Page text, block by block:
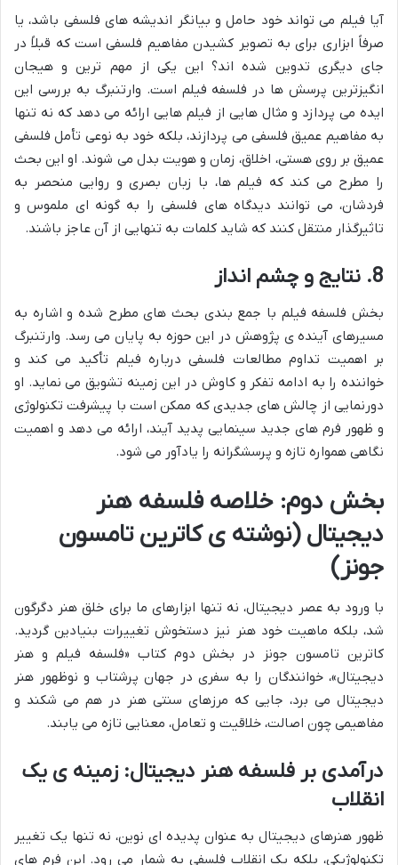
آیا فیلم می تواند خود حامل و بیانگر اندیشه های فلسفی باشد، یا
صرفاً ابزاری برای به تصویر کشیدن مفاهیم فلسفی است که قبلاً در
جای دیگری تدوین شده اند؟ این یکی از مهم ترین و هیجان
انگیزترین پرسش ها در فلسفه فیلم است. وارتنبرگ به بررسی این
ایده می پردازد و مثال هایی از فیلم هایی ارائه می دهد که نه تنها
به مفاهیم عمیق فلسفی می پردازند، بلکه خود به نوعی تأمل فلسفی
عمیق بر روی هستی، اخلاق، زمان و هویت بدل می شوند. او این بحث
را مطرح می کند که فیلم ها، با زبان بصری و روایی منحصر به
فردشان، می توانند دیدگاه های فلسفی را به گونه ای ملموس و
تاثیرگذار منتقل کنند که شاید کلمات به تنهایی از آن عاجز باشند.
8. نتایج و چشم انداز
بخش فلسفه فیلم با جمع بندی بحث های مطرح شده و اشاره به
مسیرهای آینده ی پژوهش در این حوزه به پایان می رسد. وارتنبرگ
بر اهمیت تداوم مطالعات فلسفی درباره فیلم تأکید می کند و
خواننده را به ادامه تفکر و کاوش در این زمینه تشویق می نماید. او
دورنمایی از چالش های جدیدی که ممکن است با پیشرفت تکنولوژی
و ظهور فرم های جدید سینمایی پدید آیند، ارائه می دهد و اهمیت
نگاهی همواره تازه و پرسشگرانه را یادآور می شود.
بخش دوم: خلاصه فلسفه هنر
دیجیتال (نوشته ی کاترین تامسون
جونز)
با ورود به عصر دیجیتال، نه تنها ابزارهای ما برای خلق هنر دگرگون
شد، بلکه ماهیت خود هنر نیز دستخوش تغییرات بنیادین گردید.
کاترین تامسون جونز در بخش دوم کتاب «فلسفه فیلم و هنر
دیجیتال»، خوانندگان را به سفری در جهان پرشتاب و نوظهور هنر
دیجیتال می برد، جایی که مرزهای سنتی هنر در هم می شکند و
مفاهیمی چون اصالت، خلاقیت و تعامل، معنایی تازه می یابند.
درآمدی بر فلسفه هنر دیجیتال: زمینه ی یک
انقلاب
ظهور هنرهای دیجیتال به عنوان پدیده ای نوین، نه تنها یک تغییر
تکنولوژیکی، بلکه یک انقلاب فلسفی به شمار می رود. این فرم های